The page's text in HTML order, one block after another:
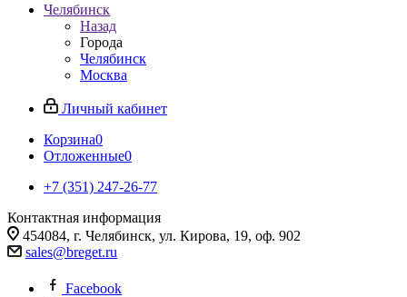
Челябинск
Назад
Города
Челябинск
Москва
Личный кабинет
Корзина0
Отложенные0
+7 (351) 247-26-77
Контактная информация
454084, г. Челябинск, ул. Кирова, 19, оф. 902
sales@breget.ru
Facebook